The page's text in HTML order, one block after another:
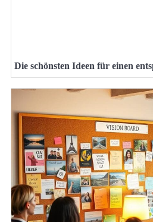
Die schönsten Ideen für einen